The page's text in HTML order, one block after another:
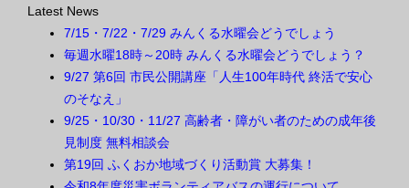
Latest News
7/15・7/22・7/29 みんくる水曜会どうでしょう
毎週水曜18時～20時 みんくる水曜会どうでしょう？
9/27 第6回 市民公開講座「人生100年時代 終活で安心
のそなえ」
9/25・10/30・11/27 高齢者・障がい者のための成年後
見制度 無料相談会
第19回 ふくおか地域づくり活動賞 大募集！